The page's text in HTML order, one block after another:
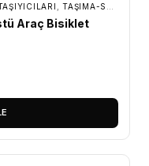
TAŞIMA-SAKLAMA
Araç Bisiklet